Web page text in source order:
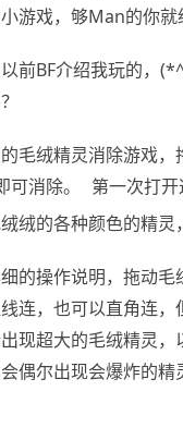
游戏，够Man的你
前BF介绍我玩的，
毛绒精灵消除游戏，
消除。
第一次打
绒的各种颜色的精灵
的操作说明，拖动毛
连，也可以直角连，
现超大的毛绒精灵，
偶尔出现会爆炸的精